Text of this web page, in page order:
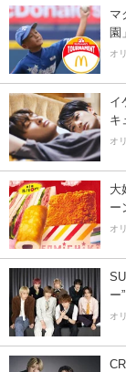
マ
園」
オ
イ
キ
オ
大
ー
オ
ー”
オ